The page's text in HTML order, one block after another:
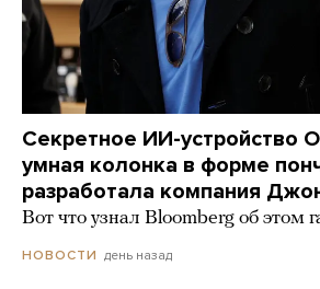
Секретное ИИ-устройство
умная колонка в форме
разработала компания
Вот что узнал Bloomberg об этом
НОВОСТИ день назад